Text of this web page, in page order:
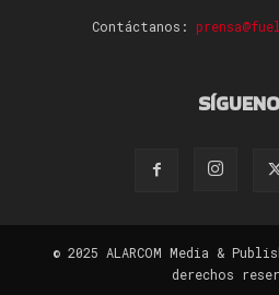
Contáctanos:
© 2025 ALARCOM Media &
derechos